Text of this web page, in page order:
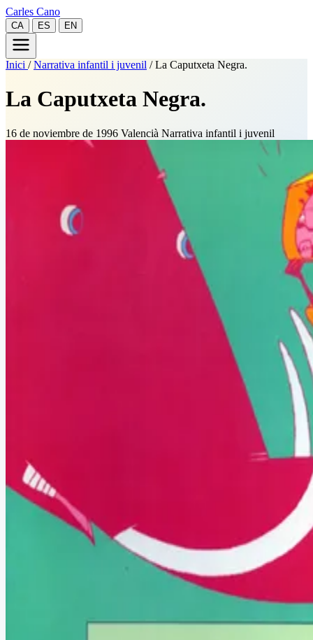
Carles Cano
CA ES EN
Inici / Narrativa infantil i juvenil / La Caputxeta Negra.
La Caputxeta Negra.
16 de noviembre de 1996 Valencià Narrativa infantil i juvenil